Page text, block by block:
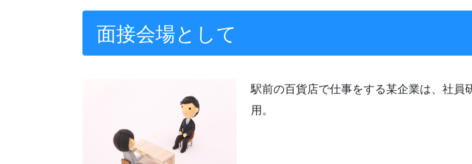
面接会場として
駅前の百貨店で仕事をする某企業は、社員
用。